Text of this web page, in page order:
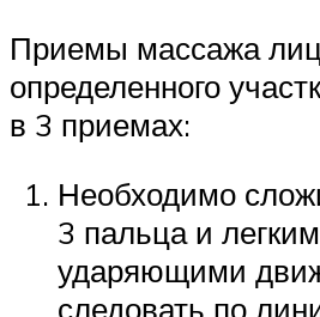
Приемы массажа
определенного
в 3 приемах:
Необходимо
3 пальца и
ударяющими
следовать по